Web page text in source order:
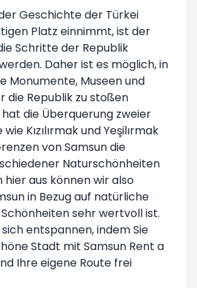
Geschichte der Türkei
Platz einnimmt, ist der
Schritte der Republik
Daher ist es möglich, in
Monumente, Museen und
die Republik zu stoßen
die Überquerung zweier
Kızılırmak und Yeşilırmak
von Samsun die
Naturschönheiten
aus können wir also
in Bezug auf natürliche
sehr wertvoll ist.
entspannen, indem Sie
Stadt mit Samsun Rent a
Ihre eigene Route frei